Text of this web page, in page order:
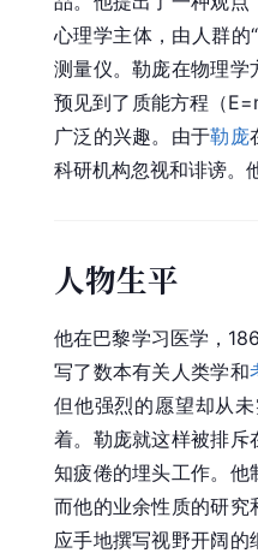
心理学主体，由人群的
测量仪。勒庞在物理学
预见到了质能方程（
广泛的兴趣。由于勒庞
科研机构忽视和诽谤。
人物生平
他在巴黎学习医学，
写了数本有关人类学和
但他强烈的愿望却从
着。勒庞就这样被排斥
知疲倦的埋头工作。他
而他的业余性质的研究
应手地撰写视野开阔